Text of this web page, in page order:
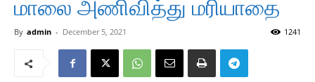
மாலை அணிவித்து மரியாதை
By admin - December 5, 2021 1241